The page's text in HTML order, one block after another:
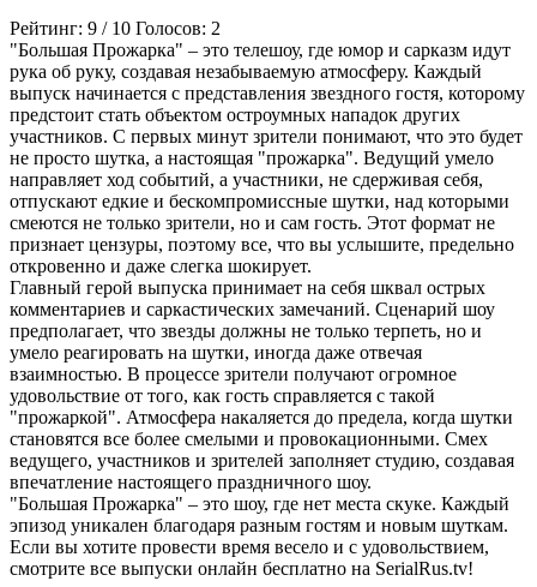
Рейтинг: 9 / 10 Голосов: 2
"Большая Прожарка" – это телешоу, где юмор и сарказм идут
рука об руку, создавая незабываемую атмосферу. Каждый
выпуск начинается с представления звездного гостя, которому
предстоит стать объектом остроумных нападок других
участников. С первых минут зрители понимают, что это будет
не просто шутка, а настоящая "прожарка". Ведущий умело
направляет ход событий, а участники, не сдерживая себя,
отпускают едкие и бескомпромиссные шутки, над которыми
смеются не только зрители, но и сам гость. Этот формат не
признает цензуры, поэтому все, что вы услышите, предельно
откровенно и даже слегка шокирует.
Главный герой выпуска принимает на себя шквал острых
комментариев и саркастических замечаний. Сценарий шоу
предполагает, что звезды должны не только терпеть, но и
умело реагировать на шутки, иногда даже отвечая
взаимностью. В процессе зрители получают огромное
удовольствие от того, как гость справляется с такой
"прожаркой". Атмосфера накаляется до предела, когда шутки
становятся все более смелыми и провокационными. Смех
ведущего, участников и зрителей заполняет студию, создавая
впечатление настоящего праздничного шоу.
"Большая Прожарка" – это шоу, где нет места скуке. Каждый
эпизод уникален благодаря разным гостям и новым шуткам.
Если вы хотите провести время весело и с удовольствием,
смотрите все выпуски онлайн бесплатно на SerialRus.tv!